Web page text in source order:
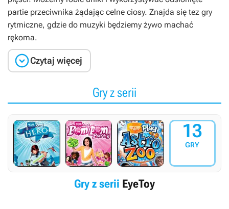
partie przeciwnika żądając celne ciosy. Znajda się tez gry
rytmiczne, gdzie do muzyki będziemy żywo machać
rękoma.
Czytaj więcej
Gry z serii
13
GRY
Gry z serii EyeToy